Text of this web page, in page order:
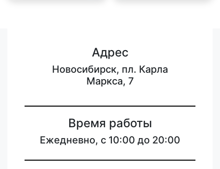
Адрес
Новосибирск, пл. Карла
Маркса, 7
Время работы
Ежедневно, с 10:00 до 20:00